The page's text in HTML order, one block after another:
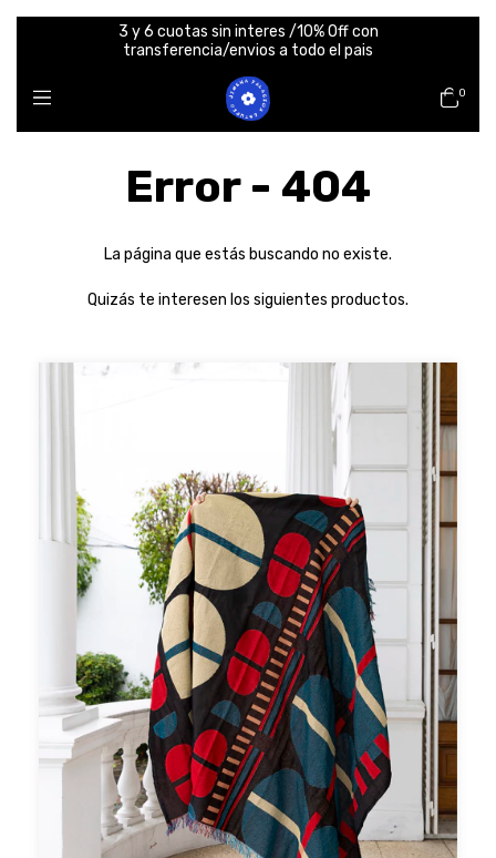
3 y 6 cuotas sin interes /10% Off con
transferencia/envios a todo el pais
0
Error - 404
La página que estás buscando no existe.
Quizás te interesen los siguientes productos.